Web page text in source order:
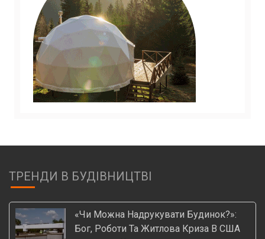
ТРЕНДИ В БУДІВНИЦТВІ
«Чи Можна Надрукувати Будинок?»:
Бог, Роботи Та Житлова Криза В США